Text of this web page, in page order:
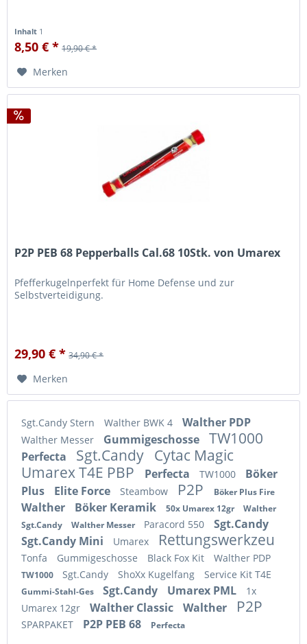
Inhalt 1
8,50 € * 19,90 € *
Merken
P2P PEB 68 Pepperballs Cal.68 10Stk. von Umarex
Pfefferkugelnperfekt für Home Defense und zur
Selbstverteidigung.
29,90 € * 34,90 € *
Merken
Sgt.Candy Stern Walther BWK 4 Walther PDP
Walther Messer Gummigeschosse TW1000
Perfecta Sgt.Candy Cytac Magic
Umarex T4E PBP
Perfecta TW1000
Böker
Plus
Elite Force Steambow P2P Böker Plus Fire
Walther Böker Keramik 50x Umarex 12gr
Walther
Sgt.Candy
Walther Messer Paracord 550
Sgt.Candy
Sgt.Candy Mini
Umarex Rettungswerkzeu
Tonfa Gummigeschosse Black Fox Kit Walther PDP
TW1000 Sgt.Candy ShoXx Kugelfang Service Kit T4E
Gummi-Stahl-Ges Sgt.Candy Umarex PML
1x
Umarex 12gr
Walther Classic Walther P2P
SPARPAKET P2P PEB 68 Perfecta